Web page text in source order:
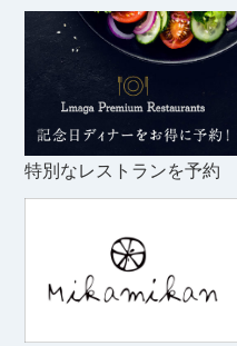
特別なレストランを予約